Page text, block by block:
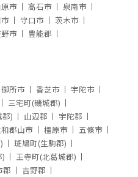
市 高石市
泉南市
守口市
茨木市
市 豊能郡
御所市 香芝市
宇陀市
三宅町(磯城郡)
) 山辺郡
宇陀郡
郡山市 橿原市
五條市
斑鳩町(生駒郡)
王寺町(北葛城郡)
郡 吉野郡